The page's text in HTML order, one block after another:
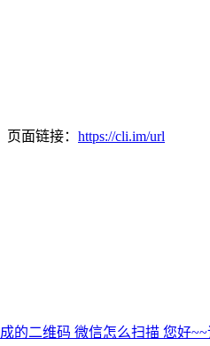
面链接： https://cli.im/url
的二维码 微信怎么扫描 您好